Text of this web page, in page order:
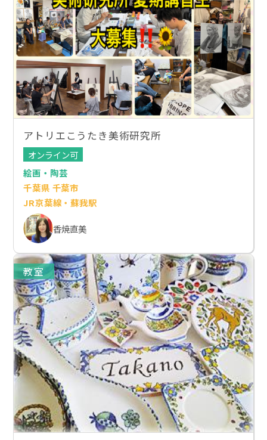
アトリエこうたき美術研究所
オンライン可
絵画・陶芸
千葉県 千葉市
JR京葉線・蘇我駅
香焼直美
教室